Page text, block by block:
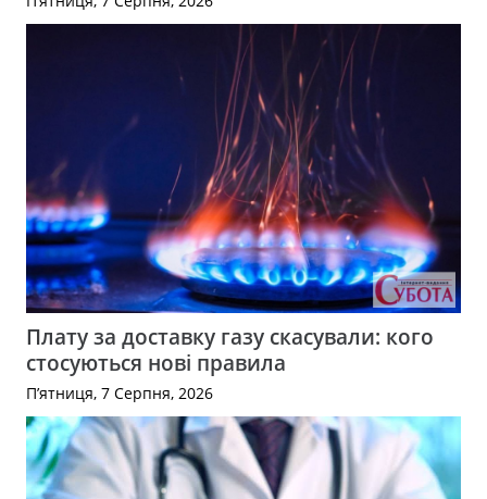
Плату за доставку газу скасували: кого
стосуються нові правила
П’ятниця, 7 Серпня, 2026